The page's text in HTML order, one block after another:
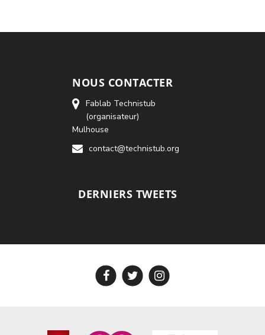
NOUS CONTACTER
Fablab Technistub
(organisateur)
Mulhouse
contact@technistub.org
DERNIERS TWEETS